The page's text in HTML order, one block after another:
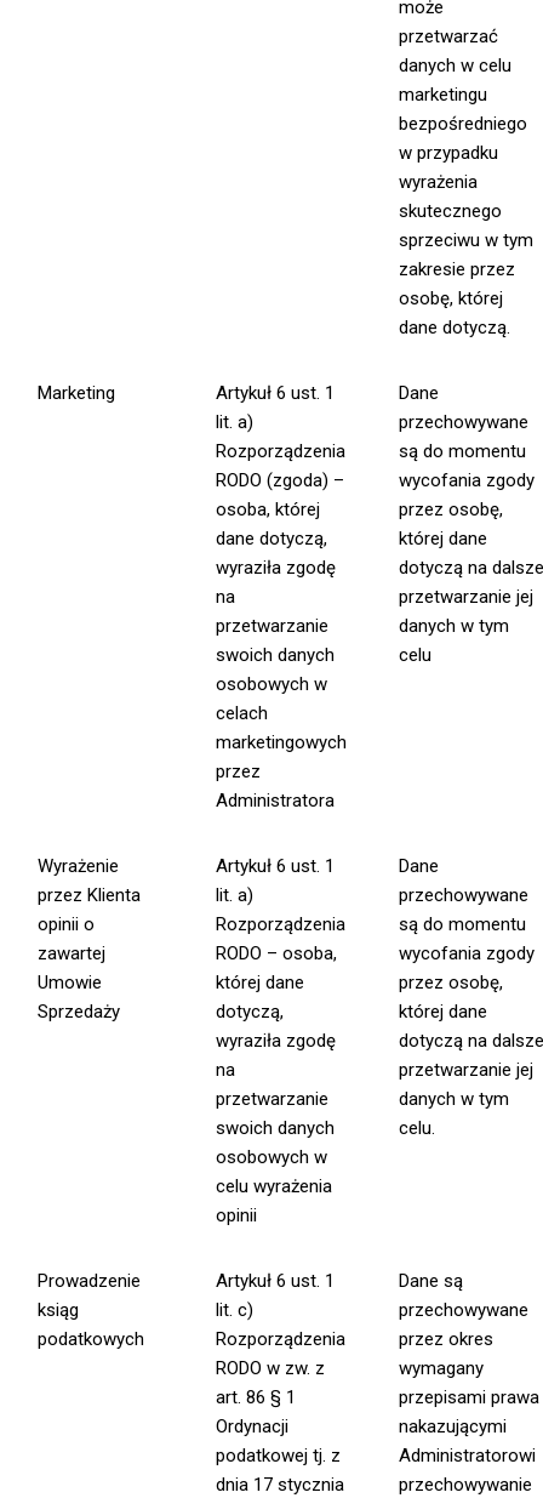
może
przetwarzać
danych w celu
marketingu
bezpośredniego
w przypadku
wyrażenia
skutecznego
sprzeciwu w tym
zakresie przez
osobę, której
dane dotyczą.
Marketing
Artykuł 6 ust. 1
lit. a)
Rozporządzenia
RODO (zgoda) –
osoba, której
dane dotyczą,
wyraziła zgodę
na
przetwarzanie
swoich danych
osobowych w
celach
marketingowych
przez
Administratora
Dane
przechowywane
są do momentu
wycofania zgody
przez osobę,
której dane
dotyczą na
przetwarzanie jej
danych w tym
celu
Wyrażenie
przez Klienta
opinii o
zawartej
Umowie
Sprzedaży
Artykuł 6 ust. 1
lit. a)
Rozporządzenia
RODO – osoba,
której dane
dotyczą,
wyraziła zgodę
na
przetwarzanie
swoich danych
osobowych w
celu wyrażenia
opinii
Dane
przechowywane
są do momentu
wycofania zgody
przez osobę,
której dane
dotyczą na
przetwarzanie jej
danych w tym
celu.
Prowadzenie
ksiąg
podatkowych
Artykuł 6 ust. 1
lit. c)
Rozporządzenia
RODO w zw. z
art. 86 § 1
Ordynacji
podatkowej tj. z
dnia 17 stycznia
Dane są
przechowywane
przez okres
wymagany
przepisami prawa
nakazującymi
Administratorowi
przechowywanie